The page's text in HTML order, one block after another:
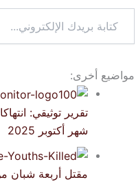
بريدك
الإلكتروني...
مواضيع أخرى:
تقرير توثيقي:
شهر أكتوبر 2025
مقتل أربعة شبان